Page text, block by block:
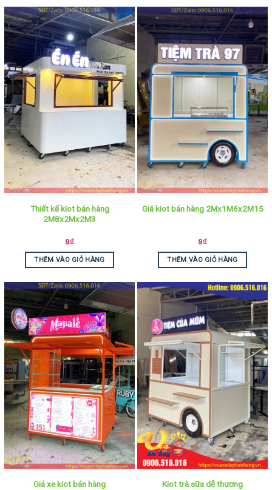
Thiết kế kiot bán hàng
2M8x2Mx2M3
9₫
THÊM VÀO GIỎ HÀNG
Giá kiot bán hàng 2Mx1M6x2M15
9₫
THÊM VÀO GIỎ HÀNG
Giá xe kiot bán hàng
Kiot trà sữa dễ thương